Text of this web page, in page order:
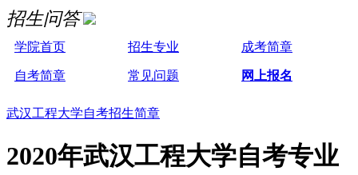
招生问答
学院首页 招生专业 成考简章
自考简章 常见问题 网上报名
武汉工程大学自考招生简章
2020年武汉工程大学自考专业